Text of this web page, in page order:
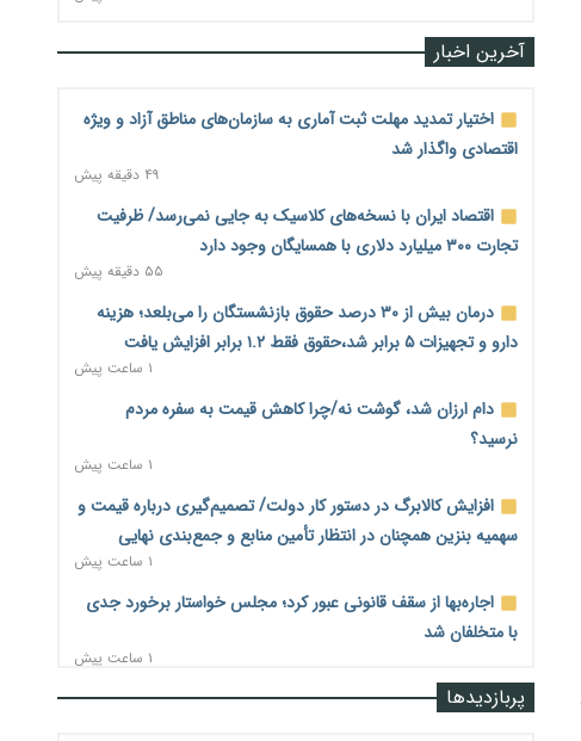
آخرین اخبار
اختیار تمدید مهلت ثبت آماری به سازمان‌های مناطق آزاد و ویژه
اقتصادی واگذار شد
۴۹ دقیقه پیش
اقتصاد ایران با نسخه‌های کلاسیک به جایی نمی‌رسد/ ظرفیت
تجارت ۳۰۰ میلیارد دلاری با همسایگان وجود دارد
۵۵ دقیقه پیش
درمان بیش از ۳۰ درصد حقوق بازنشستگان را می‌بلعد؛ هزینه
دارو و تجهیزات ۵ برابر شد،حقوق فقط ۱.۲ برابر افزایش یافت
۱ ساعت پیش
دام ارزان شد، گوشت نه/چرا کاهش قیمت به سفره مردم
نرسید؟
۱ ساعت پیش
افزایش کالابرگ در دستور کار دولت/ تصمیم‌گیری درباره قیمت و
سهمیه بنزین همچنان در انتظار تأمین منابع و جمع‌بندی نهایی
۱ ساعت پیش
اجاره‌بها از سقف قانونی عبور کرد؛ مجلس خواستار برخورد جدی
با متخلفان شد
۱ ساعت پیش
نرخ سود بانکی در دوراهی تورم و رکود؛ بورس در انتظار تصمیم
پربازدیدها